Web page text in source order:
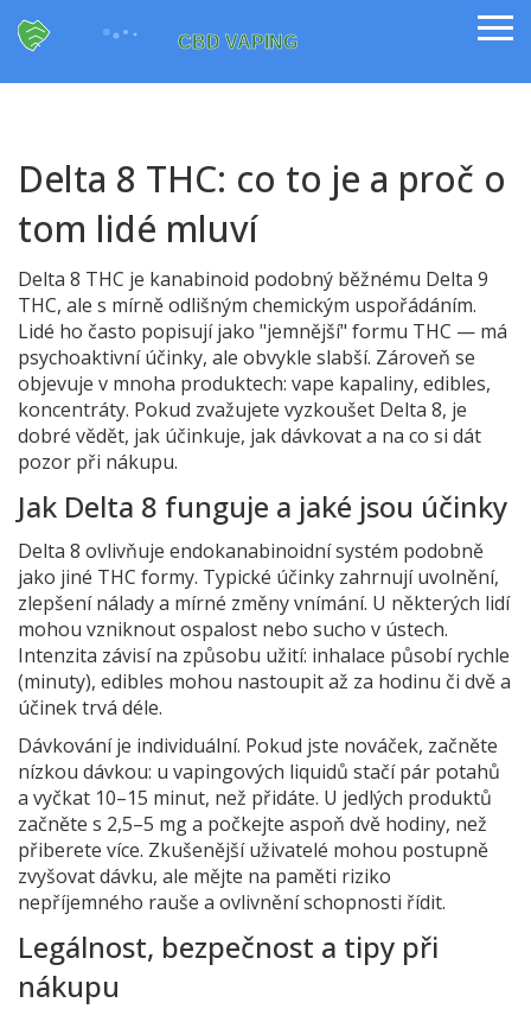
Delta 8 THC: co to je a proč o
tom lidé mluví
Delta 8 THC je kanabinoid podobný běžnému Delta 9
THC, ale s mírně odlišným chemickým uspořádáním.
Lidé ho často popisují jako "jemnější" formu THC — má
psychoaktivní účinky, ale obvykle slabší. Zároveň se
objevuje v mnoha produktech: vape kapaliny, edibles,
koncentráty. Pokud zvažujete vyzkoušet Delta 8, je
dobré vědět, jak účinkuje, jak dávkovat a na co si dát
pozor při nákupu.
Jak Delta 8 funguje a jaké jsou účinky
Delta 8 ovlivňuje endokanabinoidní systém podobně
jako jiné THC formy. Typické účinky zahrnují uvolnění,
zlepšení nálady a mírné změny vnímání. U některých lidí
mohou vzniknout ospalost nebo sucho v ústech.
Intenzita závisí na způsobu užití: inhalace působí rychle
(minuty), edibles mohou nastoupit až za hodinu či dvě a
účinek trvá déle.
Dávkování je individuální. Pokud jste nováček, začněte
nízkou dávkou: u vapingových liquidů stačí pár potahů
a vyčkat 10–15 minut, než přidáte. U jedlých produktů
začněte s 2,5–5 mg a počkejte aspoň dvě hodiny, než
přiberete více. Zkušenější uživatelé mohou postupně
zvyšovat dávku, ale mějte na paměti riziko
nepříjemného rauše a ovlivnění schopnosti řídit.
Legálnost, bezpečnost a tipy při
nákupu